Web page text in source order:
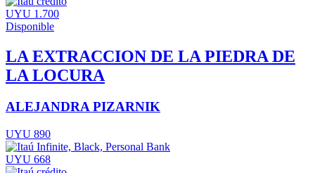
UYU 1.700
Disponible
LA EXTRACCION DE LA PIEDRA DE
LA LOCURA
ALEJANDRA PIZARNIK
UYU 890
UYU 668